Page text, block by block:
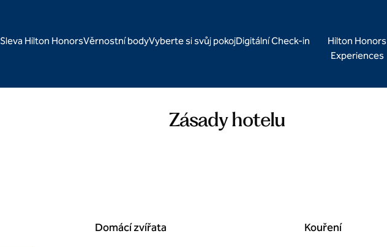
Sleva Hilton HonorsVěrnostní bodyVyberte si svůj pokojDigitální Check-in
Hilton Honors
Experiences
Zásady hotelu
Domácí zvířata Kouření